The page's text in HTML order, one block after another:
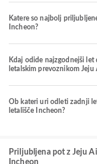
Katere so najbolj
Incheon?
Kdaj odide najzgodnejši
letalskim prevoznikom Jeju
Ob kateri uri odleti zadnji
letališče Incheon?
Priljubljena pot z Jeju
Incheon